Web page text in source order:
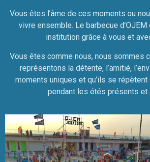
Vous êtes l’âme de ces moments ou
vivre ensemble. Le barbecue
institution grâce à vous et
Vous êtes comme nous, nous sommes
représentons la détente, l’amitié,
moments uniques et qu’ils se répètent
pendant les étés présents et